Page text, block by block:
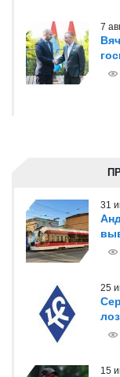
7
31
25
15